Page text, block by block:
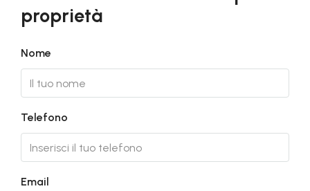
proprietà
Nome
Telefono
Email